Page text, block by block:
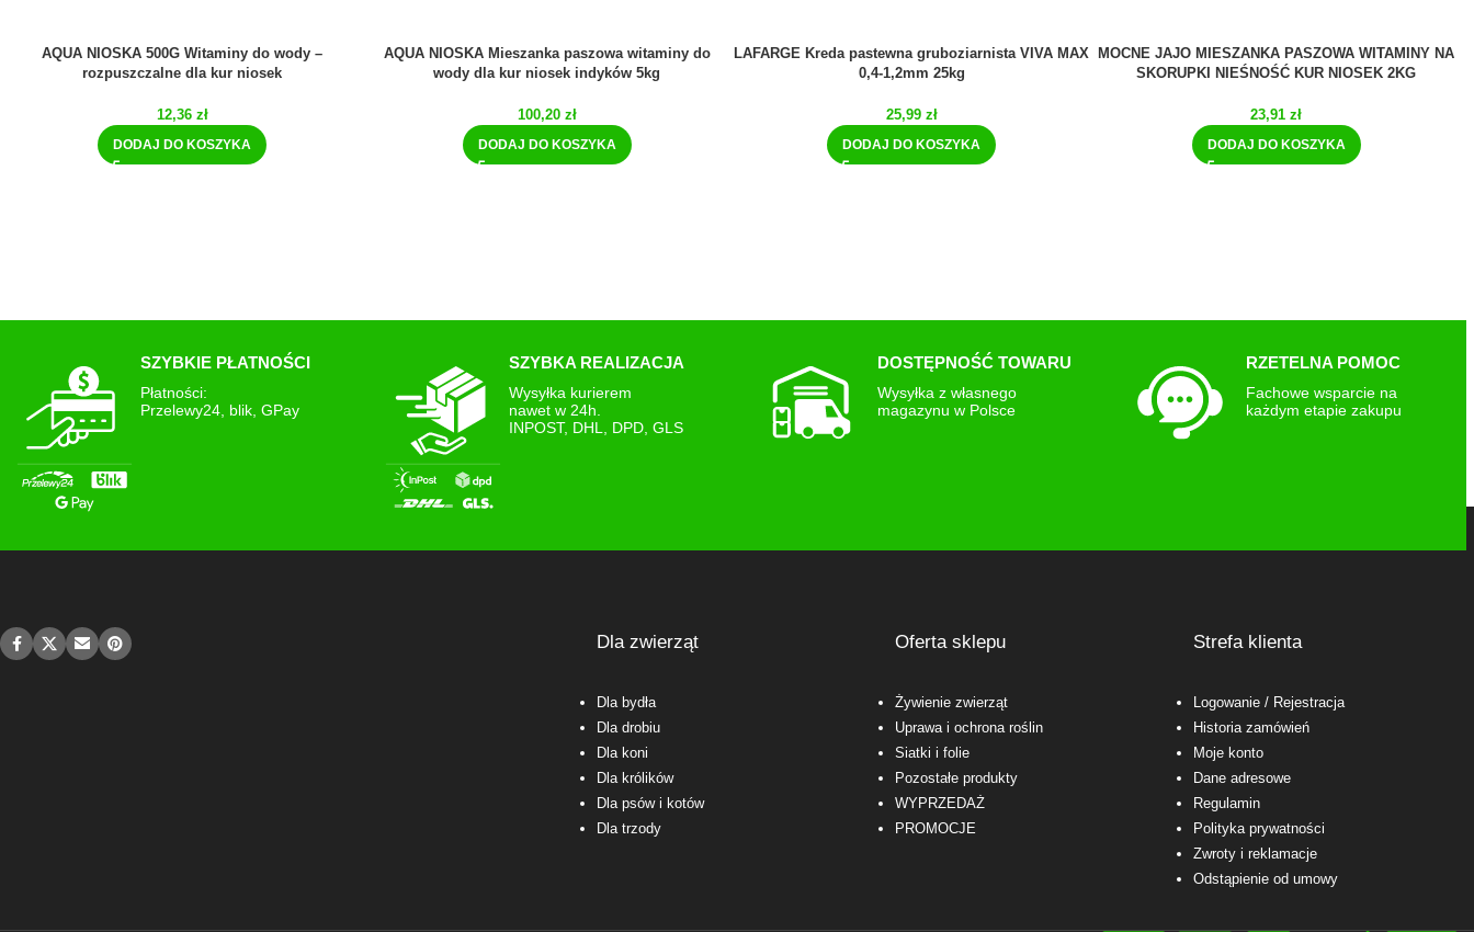
AQUA NIOSKA 500G Witaminy do wody –
rozpuszczalne dla kur niosek
12,36 zł
DODAJ DO KOSZYKA
AQUA NIOSKA Mieszanka paszowa witaminy do
wody dla kur niosek indyków 5kg
100,20 zł
DODAJ DO KOSZYKA
LAFARGE Kreda pastewna gruboziarnista VIVA MAX
0,4-1,2mm 25kg
25,99 zł
DODAJ DO KOSZYKA
MOCNE JAJO MIESZANKA PASZOWA WITAMINY NA
SKORUPKI NIEŚNOŚĆ KUR NIOSEK 2KG
23,91zł
DODAJ DO KOSZYKA
SZYBKIE PŁATNOŚCI
Płatności:
Przelewy24, blik, GPay
SZYBKA REALIZACJA
Wysyłka kurierem
nawet w 24h.
INPOST, DHL, DPD, GLS
DOSTĘPNOŚĆ TOWARU
Wysyłka z własnego
magazynu w Polsce
RZETELNA POMOC
Fachowe wsparcie na
każdym etapie zakupu
Dla zwierząt
Dla bydła
Dla drobiu
Dla koni
Dla królików
Dla psów i kotów
Dla trzody
Oferta sklepu
Żywienie zwierząt
Uprawa i ochrona roślin
Siatki i folie
Pozostałe produkty
WYPRZEDAŻ
PROMOCJE
Strefa klienta
Logowanie/ Rejestracja
Historia zamówień
Moje konto
Dane adresowe
Regulamin
Polityka prywatności
Zwroty i reklamacje
Odstąpienie od umowy